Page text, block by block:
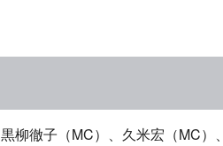
黒柳徹子（MC）、久米宏（MC